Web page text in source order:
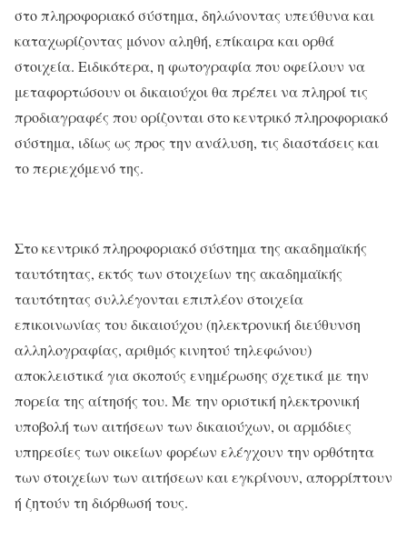
στο πληροφοριακό σύστημα, δηλώνοντας υπεύθυνα και
καταχωρίζοντας μόνον αληθή, επίκαιρα και ορθά
στοιχεία. Ειδικότερα, η φωτογραφία που οφείλουν να
μεταφορτώσουν οι δικαιούχοι θα πρέπει να πληροί τις
προδιαγραφές που ορίζονται στο κεντρικό πληροφοριακό
σύστημα, ιδίως ως προς την ανάλυση, τις διαστάσεις και
το περιεχόμενό της.
Στο κεντρικό πληροφοριακό σύστημα της ακαδημαϊκής
ταυτότητας, εκτός των στοιχείων της ακαδημαϊκής
ταυτότητας συλλέγονται επιπλέον στοιχεία
επικοινωνίας του δικαιούχου (ηλεκτρονική διεύθυνση
αλληλογραφίας, αριθμός κινητού τηλεφώνου)
αποκλειστικά για σκοπούς ενημέρωσης σχετικά με την
πορεία της αίτησής του. Με την οριστική ηλεκτρονική
υποβολή των αιτήσεων των δικαιούχων, οι αρμόδιες
υπηρεσίες των οικείων φορέων ελέγχουν την ορθότητα
των στοιχείων των αιτήσεων και εγκρίνουν, απορρίπτουν
ή ζητούν τη διόρθωσή τους.